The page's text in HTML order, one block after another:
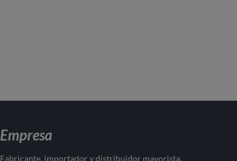
Empresa
Fabricante, importador y distribuidor mayorista.